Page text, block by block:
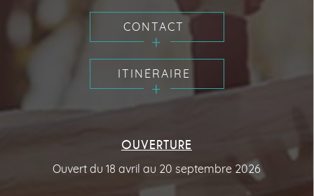
CONTACT
ITINÉRAIRE
OUVERTURE
Ouvert du 18 avril au 20 septembre 2026